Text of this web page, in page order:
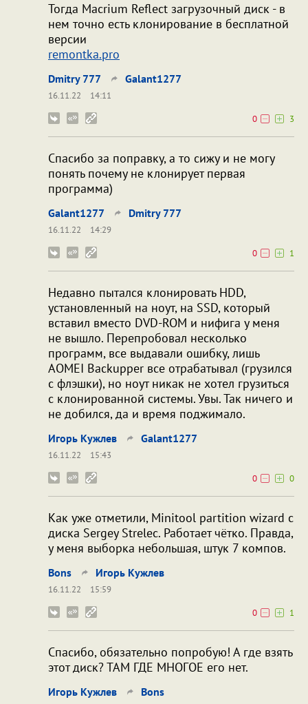
Тогда Macrium Reflect загрузочный диск - в
нем точно есть клонирование в бесплатной
версии
remontka.pro
Dmitry 777 Galant1277
16.11.22
14:11
0
3
Спасибо за поправку, а то сижу и не могу
понять почему не клонирует первая
программа)
Galant1277 Dmitry 777
16.11.22
14:29
0
1
Недавно пытался клонировать HDD,
установленный на ноут, на SSD, который
вставил вместо DVD-ROM и нифига у меня
не вышло. Перепробовал несколько
программ, все выдавали ошибку, лишь
AOMEI Backupper все отрабатывал (грузился
с флэшки), но ноут никак не хотел грузиться
с клонированной системы. Увы. Так ничего и
не добился, да и время поджимало.
Игорь Кужлев Galant1277
16.11.22
15:43
0
0
Как уже отметили, Minitool partition wizard с
диска Sergey Strelec. Работает чётко. Правда,
у меня выборка небольшая, штук 7 компов.
Bons Игорь Кужлев
16.11.22
15:59
0
1
Спасибо, обязательно попробую! А где взять
этот диск? ТАМ ГДЕ МНОГОЕ его нет.
Игорь Кужлев Bons